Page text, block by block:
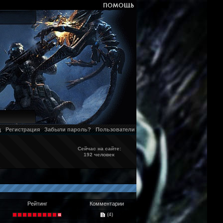
Регистрация Забыли пароль? Пользователи
Сейчас на сайте:
192 человек
Рейтинг Комментарии
(4)